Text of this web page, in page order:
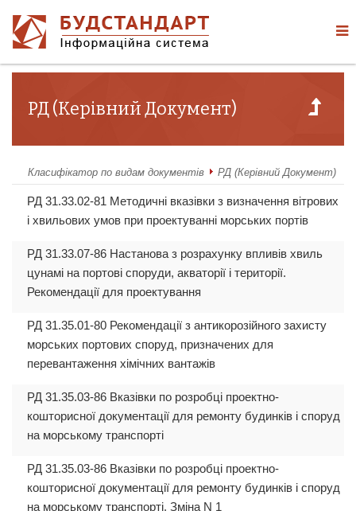
РД (Керівний Документ)
Класифікатор по видам документів РД (Керівний Документ)
РД 31.33.02-81 Методичні вказівки з визначення вітрових
і хвильових умов при проектуванні морських портів
РД 31.33.07-86 Настанова з розрахунку впливів хвиль
цунамі на портові споруди, акваторії і території.
Рекомендації для проектування
РД 31.35.01-80 Рекомендації з антикорозійного захисту
морських портових споруд, призначених для
перевантаження хімічних вантажів
РД 31.35.03-86 Вказівки по розробці проектно-
кошторисної документації для ремонту будинків і споруд
на морському транспорті
РД 31.35.03-86 Вказівки по розробці проектно-
кошторисної документації для ремонту будинків і споруд
на морському транспорті. Зміна N 1